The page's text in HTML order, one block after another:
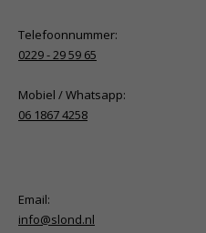
in
new new new
Telefoonnummer:
0229 - 29 59 65
Mobiel / Whatsapp:
06 1867 4258
Email:
info@slond.nl